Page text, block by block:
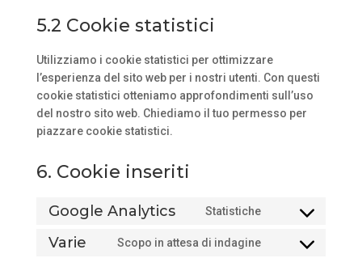
5.2 Cookie statistici
Utilizziamo i cookie statistici per ottimizzare
l’esperienza del sito web per i nostri utenti. Con questi
cookie statistici otteniamo approfondimenti sull’uso
del nostro sito web. Chiediamo il tuo permesso per
piazzare cookie statistici.
6. Cookie inseriti
Google Analytics Statistiche
Consent
Varie Scopo in attesa di indagine
Consent